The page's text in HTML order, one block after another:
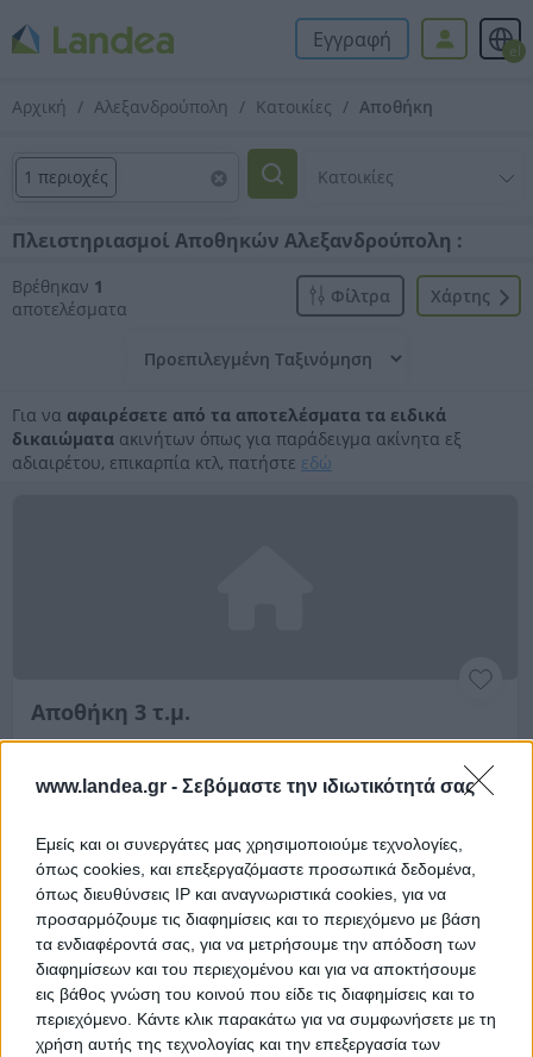
www.landea.gr - Σεβόμαστε την ιδιωτικότητά σας
Εμείς και οι συνεργάτες μας χρησιμοποιούμε τεχνολογίες,
όπως cookies, και επεξεργαζόμαστε προσωπικά δεδομένα,
όπως διευθύνσεις IP και αναγνωριστικά cookies, για να
προσαρμόζουμε τις διαφημίσεις και το περιεχόμενο με βάση
τα ενδιαφέροντά σας, για να μετρήσουμε την απόδοση των
διαφημίσεων και του περιεχομένου και για να αποκτήσουμε
εις βάθος γνώση του κοινού που είδε τις διαφημίσεις και το
περιεχόμενο. Κάντε κλικ παρακάτω για να συμφωνήσετε με τη
χρήση αυτής της τεχνολογίας και την επεξεργασία των
Εγγραφή el
Αρχική Αλεξανδρούπολη Κατοικίες Αποθήκη
1 περιοχές
Πλειστηριασμοί Αποθηκών Αλεξανδρούπολη :
Βρέθηκαν 1
αποτελέσματα
Xάρτης
Φίλτρα
Για να αφαιρέσετε από τα αποτελέσματα τα ειδικά
δικαιώματα ακινήτων όπως για παράδειγμα ακίνητα εξ
αδιαιρέτου, επικαρπία κτλ, πατήστε εδώ
Αποθήκη 3 τ.μ.
Αγγέλου Ποιμενίδη 45 & Σόλωνος, Αλεξανδρούπολη,
Νομός Έβρου
Πρώτη Προσφορά:
2.000 €
Ημ. Διεξαγωγής:
23/09/2026
Αποθηκεύστε την αναζήτησή σας για να λαμβάνετε
ενημέρωση όταν προστίθενται νέα ακίνητα
Αποθήκευση